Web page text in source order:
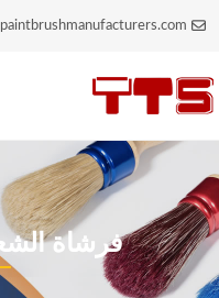
فرشاة